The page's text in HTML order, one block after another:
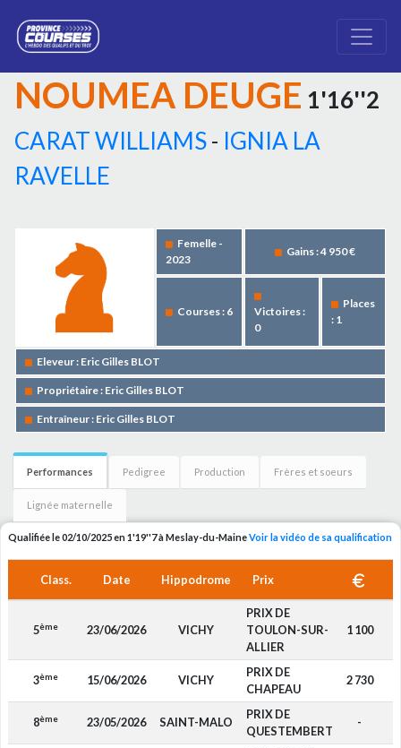
NOUMEA DEUGE 1'16''2
CARAT WILLIAMS- IGNIA LA
RAVELLE
Femelle -
2023
Gains : 4 950 €
Courses : 6
Victoires :
0
Places
: 1
Eleveur : Eric Gilles BLOT
Propriétaire : Eric Gilles BLOT
Entraîneur : Eric Gilles BLOT
Performances Pedigree Production Frères et soeurs
Lignée maternelle
Qualifiée le 02/10/2025 en 1'19''7 à Meslay-du-MaineVoir la vidéo de sa qualification
Class. Date Hippodrome Prix
5ème 23/06/2026 VICHY
PRIX DE
TOULON-SUR-
ALLIER
1 100
3ème 15/06/2026 VICHY
PRIX DE
CHAPEAU
2 730
8ème 23/05/2026 SAINT-MALO
PRIX DE
QUESTEMBERT
-